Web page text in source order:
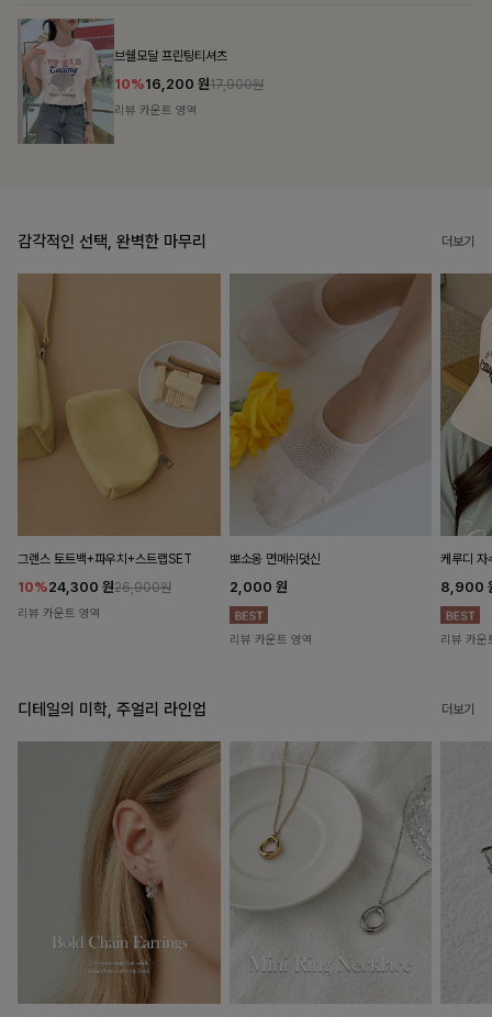
감각적인 선택, 완벽한 마무리 더보기
그렌스 토트백+파우치+스트랩SET
10%24,300 원26,900원
리뷰 카운트 영역
뽀소옹 면메쉬덧신
2,000 원
리뷰 카운트 영역
케루디 자
8,900
리뷰 카운
디테일의 미학, 주얼리 라인업 더보기